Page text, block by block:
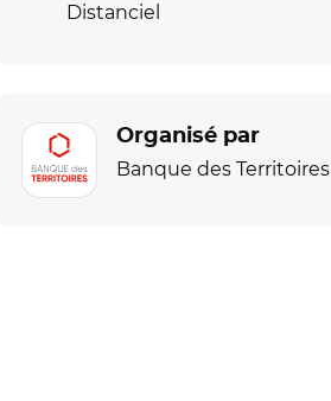
Distanciel
Organisé par
Banque des Territoires